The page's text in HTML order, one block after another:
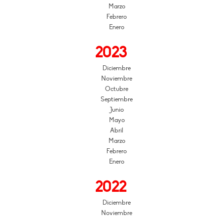
Marzo
Febrero
Enero
2023
Diciembre
Noviembre
Octubre
Septiembre
Junio
Mayo
Abril
Marzo
Febrero
Enero
2022
Diciembre
Noviembre